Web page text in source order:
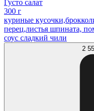
Густо салат
300 г
куриные
перец,листья шпината,
соус сладкий чили
2